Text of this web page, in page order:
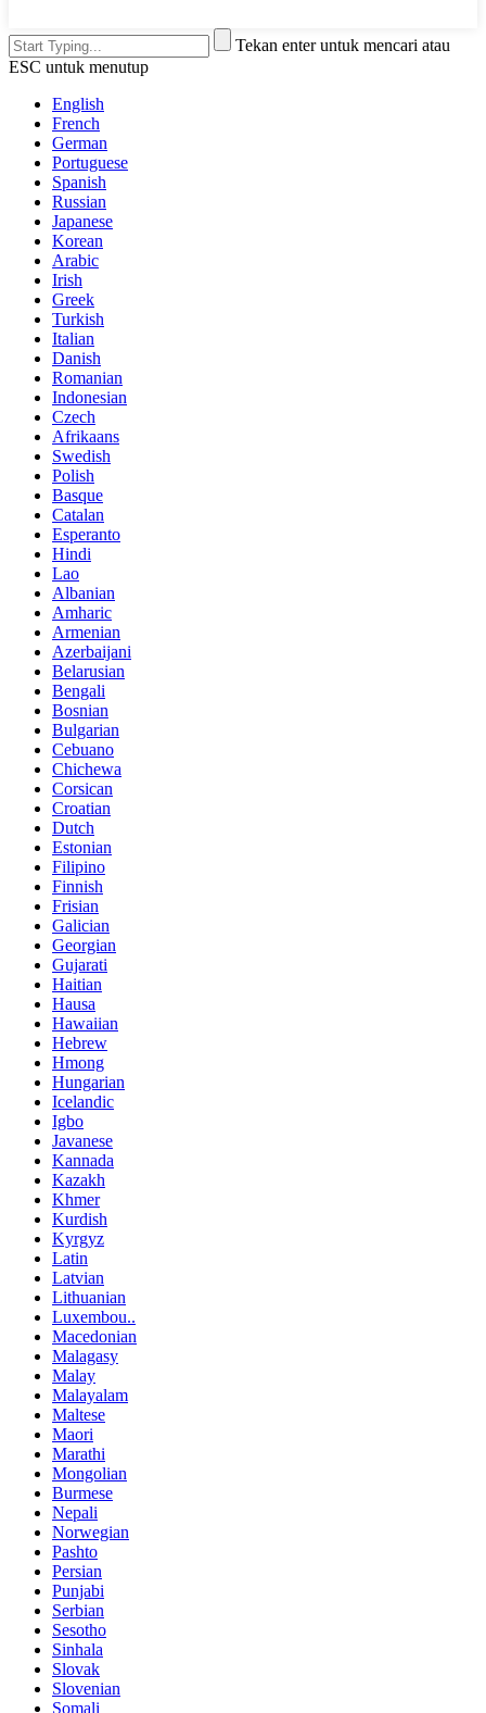
Tekan enter untuk mencari atau
ESC untuk menutup
English
French
German
Portuguese
Spanish
Russian
Japanese
Korean
Arabic
Irish
Greek
Turkish
Italian
Danish
Romanian
Indonesian
Czech
Afrikaans
Swedish
Polish
Basque
Catalan
Esperanto
Hindi
Lao
Albanian
Amharic
Armenian
Azerbaijani
Belarusian
Bengali
Bosnian
Bulgarian
Cebuano
Chichewa
Corsican
Croatian
Dutch
Estonian
Filipino
Finnish
Frisian
Galician
Georgian
Gujarati
Haitian
Hausa
Hawaiian
Hebrew
Hmong
Hungarian
Icelandic
Igbo
Javanese
Kannada
Kazakh
Khmer
Kurdish
Kyrgyz
Latin
Latvian
Lithuanian
Luxembou..
Macedonian
Malagasy
Malay
Malayalam
Maltese
Maori
Marathi
Mongolian
Burmese
Nepali
Norwegian
Pashto
Persian
Punjabi
Serbian
Sesotho
Sinhala
Slovak
Slovenian
Somali